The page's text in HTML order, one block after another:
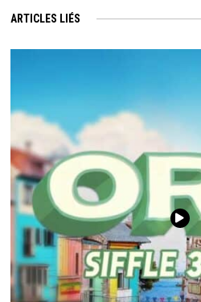
ARTICLES LIÉS